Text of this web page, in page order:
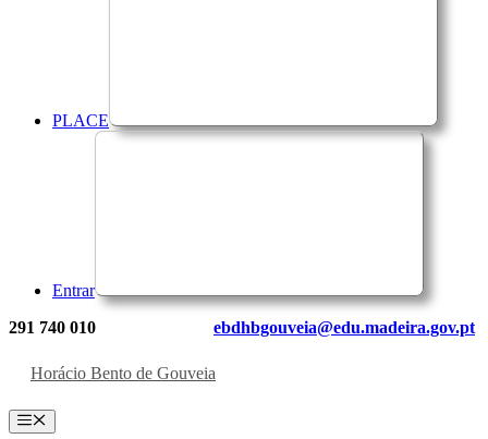
PLACE
Entrar
291 740 010 ebdhbgouveia@edu.madeira.gov.pt
Horácio Bento de Gouveia
Menu